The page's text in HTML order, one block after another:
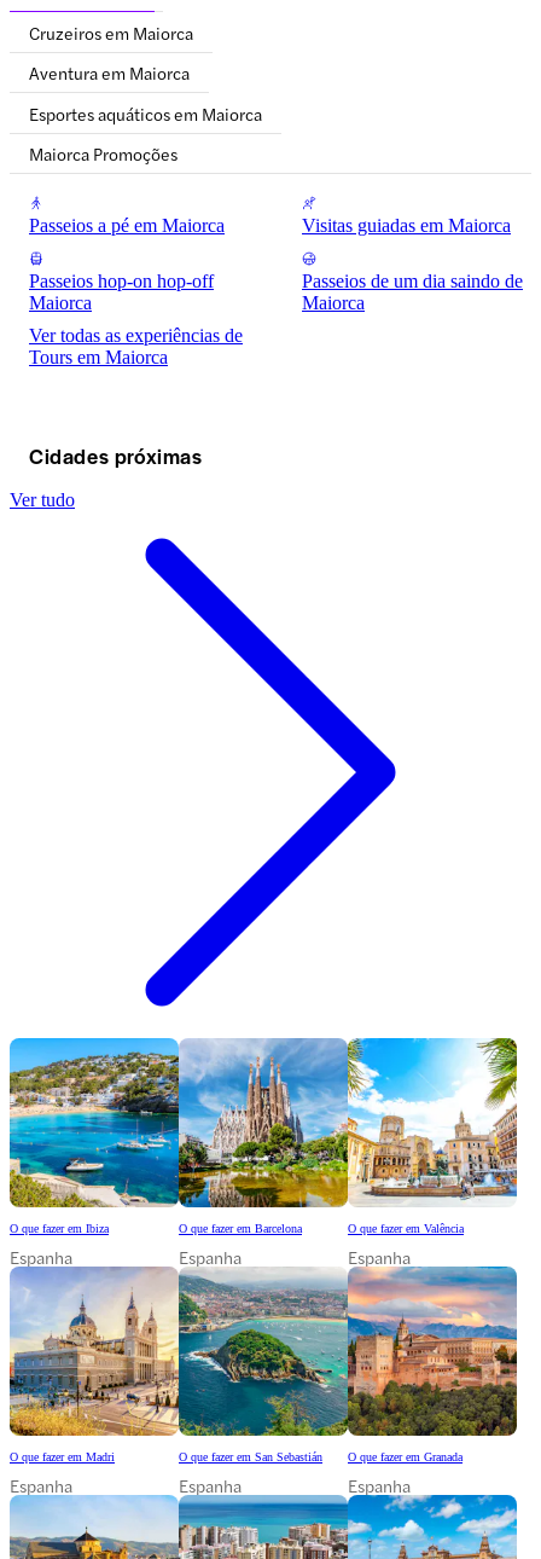
Cruzeiros em Maiorca
Aventura em Maiorca
Esportes aquáticos em Maiorca
Maiorca Promoções
Passeios a pé em Maiorca Visitas guiadas em Maiorca
Passeios hop-on hop-off
Maiorca
Passeios de um dia saindo de
Maiorca
Ver todas as experiências de
Tours em Maiorca
Cidades próximas
Ver tudo
O que fazer em Ibiza
Espanha
O que fazer em Barcelona
Espanha
O que fazer em Valência
Espanha
O que fazer em Madri
Espanha
O que fazer em San Sebastián
Espanha
O que fazer em Granada
Espanha